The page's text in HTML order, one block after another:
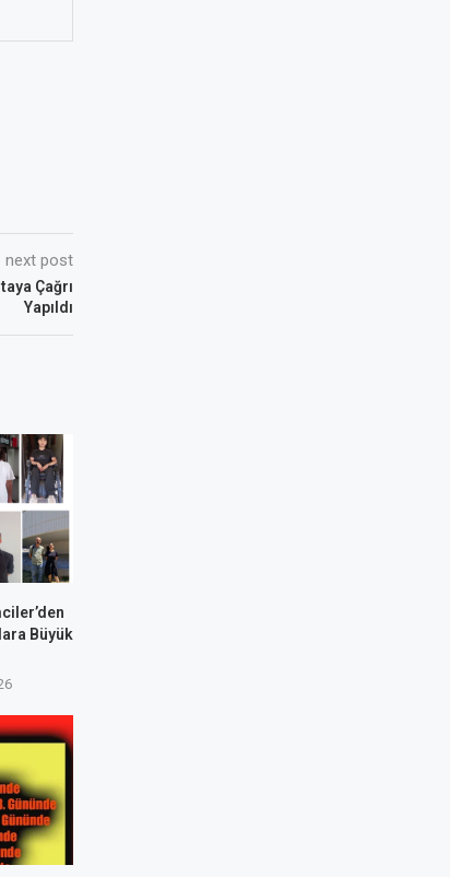
next post
Çağrı
Yapıldı
Büyük